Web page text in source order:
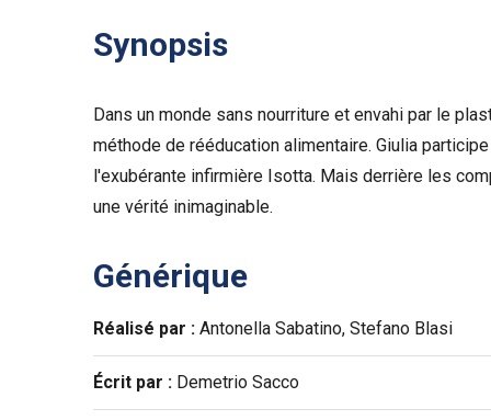
Synopsis
Dans un monde sans nourriture et envahi par le
méthode de rééducation alimentaire. Giulia
l'exubérante infirmière Isotta. Mais derrière les
une vérité inimaginable.
Générique
Réalisé par : Antonella Sabatino, Stefano Blasi
Écrit par : Demetrio Sacco